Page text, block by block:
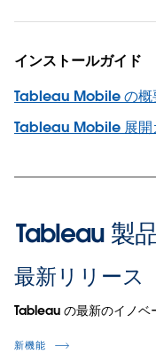
インストールガイド
Tableau Mobile の概
Tableau Mobile 展開
Tableau 製
最新リリース
Tableau の最新のイノベ
新機能